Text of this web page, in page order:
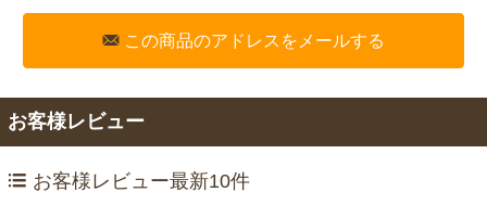
この商品のアドレスをメールする
お客様レビュー
お客様レビュー最新10件